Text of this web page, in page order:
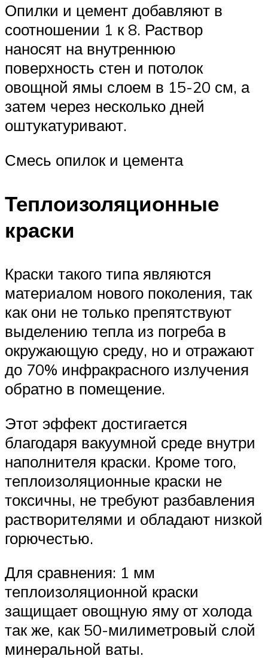
Опилки и цемент добавляют в
соотношении 1 к 8. Раствор
наносят на внутреннюю
поверхность стен и потолок
овощной ямы слоем в 15-20 см, а
затем через несколько дней
оштукатуривают.
Смесь опилок и цемента
Теплоизоляционные
краски
Краски такого типа являются
материалом нового поколения, так
как они не только препятствуют
выделению тепла из погреба в
окружающую среду, но и отражают
до 70% инфракрасного излучения
обратно в помещение.
Этот эффект достигается
благодаря вакуумной среде внутри
наполнителя краски. Кроме того,
теплоизоляционные краски не
токсичны, не требуют разбавления
растворителями и обладают низкой
горючестью.
Для сравнения: 1 мм
теплоизоляционной краски
защищает овощную яму от холода
так же, как 50-милиметровый слой
минеральной ваты.